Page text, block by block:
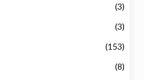
(3)
(3)
(153)
(8)